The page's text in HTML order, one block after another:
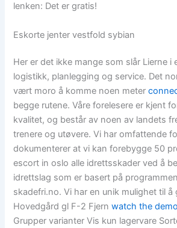
lenken: Det er gratis!
Eskorte jenter vestfold sybian
Her er det ikke mange som slår Lierne i
logistikk, planlegging og service. Det
vært moro å komme noen meter
begge rutene. Våre forelesere er kjent
kvalitet, og består av noen av landets
trenere og utøvere. Vi har omfattende
dokumenterer at vi kan forebygge 50
escort in oslo alle idrettsskader ved å
idrettslag som er basert på
skadefri.no. Vi har en unik mulighet til å
Hovedgård gl F-2 Fjernwatch the demo
Grupper varianter Vis kun lagervare